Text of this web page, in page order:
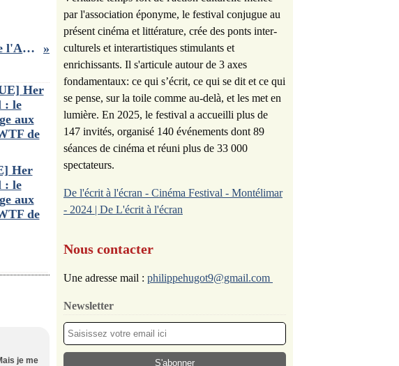
Un film et un livre pour nous parler de l'Allemagne des années noires...
Her
: le
aux
de
je me
par l'association éponyme, le festival conjugue au
présent cinéma et littérature, crée des ponts inter-
culturels et interartistiques stimulants et
enrichissants. Il s'articule autour de 3 axes
fondamentaux: ce qui s’écrit, ce qui se dit et ce qui
se pense, sur la toile comme au-delà, et les met en
lumière. En 2025, le festival a accueilli plus de
147 invités, organisé 140 événements dont 89
séances de cinéma et réuni plus de 33 000
spectateurs.
De l'écrit à l'écran - Cinéma Festival - Montélimar
- 2024 | De L'écrit à l'écran
Nous contacter
Une adresse mail : philippehugot9@gmail.com
Newsletter